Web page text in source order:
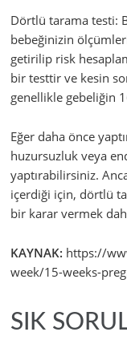
Dörtlü tarama testi:
bebeğinizin
getirilip risk
bir testtir ve kesin
genellikle gebeliğin
Eğer daha önce
huzursuzluk veya
yaptırabilirsiniz.
içerdiği için, dörtlü
bir karar vermek
KAYNAK: https://
week/15-weeks-
SIK